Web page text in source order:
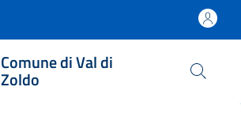
Comune di Val di
Zoldo